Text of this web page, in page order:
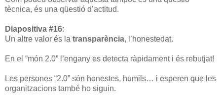
tècnica, és una qüestió d’actitud.
Diapositiva #16:
Un altre valor és la transparència, l’honestedat.
En el “món 2.0” l’engany es detecta ràpidament i és rebutjat!
Les persones “2.0” són honestes, humils… i esperen que les
organitzacions també ho siguin.